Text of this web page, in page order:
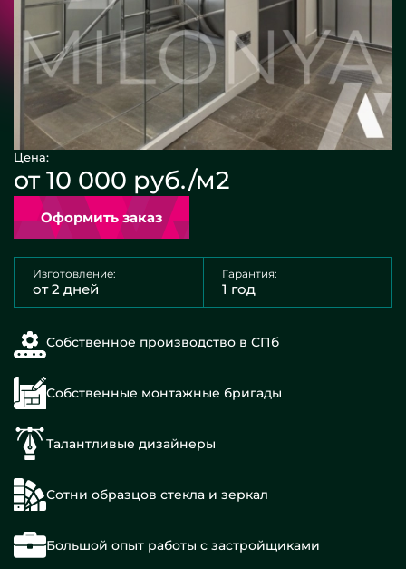
Цена:
от 10 000 руб./м2
Оформить заказ
Изготовление:
от 2 дней
Гарантия:
1 год
Собственное производство в СПб
Собственные монтажные бригады
Талантливые дизайнеры
Сотни образцов стекла и зеркал
Большой опыт работы с застройщиками